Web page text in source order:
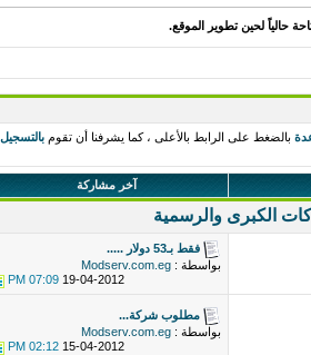
حالياً لحين تطوير الموقع.
بالضغط على الرابط بالأعلى ، كما يشرفنا أن تقوم بالتسجيل
آخر مشاركة
الكبرى والرسمية
فقط بـ53 دولار .....
بواسطة : Modserv.com.eg
19-04-2012
07:09 PM
مطلوب شركة...
بواسطة : Modserv.com.eg
15-04-2012
02:12 PM